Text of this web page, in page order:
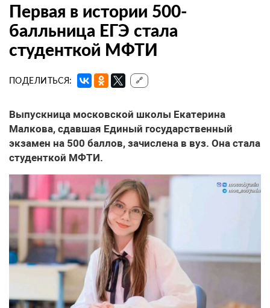
Первая в истории 500-
балльница ЕГЭ стала
студенткой МФТИ
ПОДЕЛИТЬСЯ: 🔗
Выпускница московской школы Екатерина
Малкова, сдавшая Единый государственный
экзамен на 500 баллов, зачислена в вуз. Она стала
студенткой МФТИ.